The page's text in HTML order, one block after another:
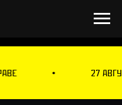
НА ТРАВЕ